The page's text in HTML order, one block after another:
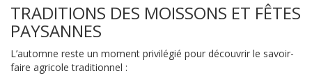
TRADITIONS DES MOISSONS ET FÊTES
PAYSANNES
L’automne reste un moment privilégié pour découvrir le savoir-
faire agricole traditionnel :